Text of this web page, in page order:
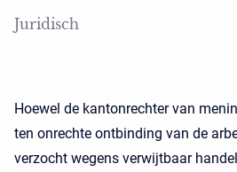
Juridisch
Hoewel de kantonrechter van
ten onrechte ontbinding van de
verzocht wegens verwijtbaar